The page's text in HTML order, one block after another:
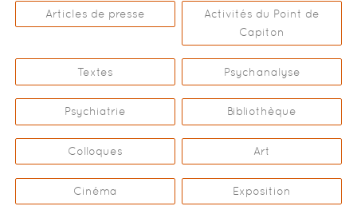
i
Articles de presse
Activités du Point de
Capiton
Textes Psychanalyse
Psychiatrie Bibliothèque
Colloques Art
Cinéma Exposition